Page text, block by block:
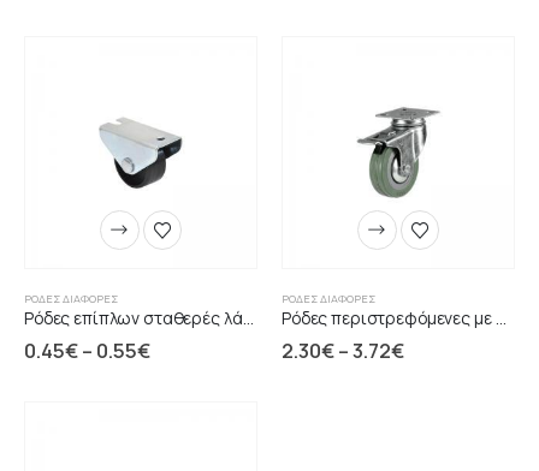
ΡΌΔΕΣ ΔΙΆΦΟΡΕΣ
0.45€– 0.55€
ΡΌΔΕΣ ΔΙΆΦΟΡΕΣ
2.30€–3.72€